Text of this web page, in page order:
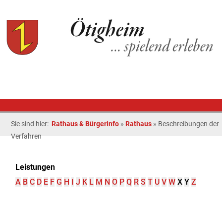
Sie sind hier: Rathaus & Bürgerinfo » Rathaus » Beschreibungen der
Verfahren
Leistungen
A B C D E F G H I J K L M N O P Q R S T U V W X Y Z